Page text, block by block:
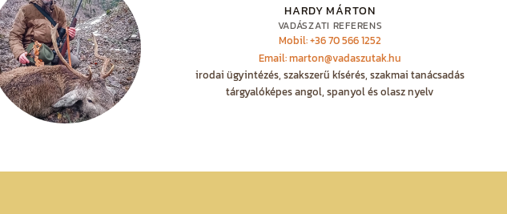
HARDY MÁRTON
VADÁSZATI REFERENS
Mobil: +36 70 566 1252
Email: marton@vadaszutak.hu
irodai ügyintézés, szakszerű kísérés, szakmai tanácsadás
tárgyalóképes angol, spanyol és olasz nyelv